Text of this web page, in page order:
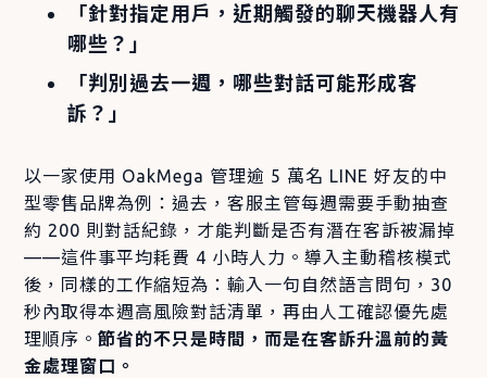
「針對指定用戶，近期觸發的聊天機器人有
哪些？」
「判別過去一週，哪些對話可能形成客
訴？」
以一家使用 OakMega 管理逾 5 萬名 LINE 好友的中
型零售品牌為例：過去，客服主管每週需要手動抽查
約 200 則對話紀錄，才能判斷是否有潛在客訴被漏掉
——這件事平均耗費 4 小時人力。導入主動稽核模式
後，同樣的工作縮短為：輸入一句自然語言問句，30
秒內取得本週高風險對話清單，再由人工確認優先處
理順序。節省的不只是時間，而是在客訴升溫前的黃
金處理窗口。